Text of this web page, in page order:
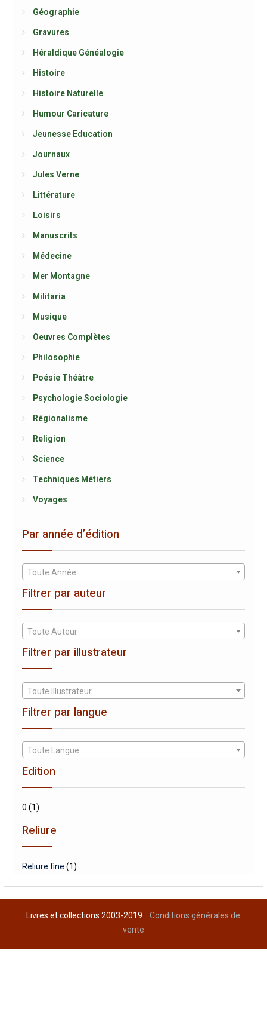
Géographie
Gravures
Héraldique Généalogie
Histoire
Histoire Naturelle
Humour Caricature
Jeunesse Education
Journaux
Jules Verne
Littérature
Loisirs
Manuscrits
Médecine
Mer Montagne
Militaria
Musique
Oeuvres Complètes
Philosophie
Poésie Théâtre
Psychologie Sociologie
Régionalisme
Religion
Science
Techniques Métiers
Voyages
Par année d’édition
Toute Année
Filtrer par auteur
Toute Auteur
Filtrer par illustrateur
Toute Illustrateur
Filtrer par langue
Toute Langue
Edition
0 (1)
Reliure
Reliure fine (1)
Livres et collections 2003-2019Conditions générales de
vente